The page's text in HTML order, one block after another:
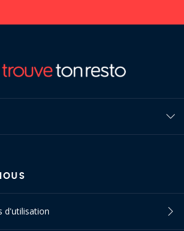
d'utilisation